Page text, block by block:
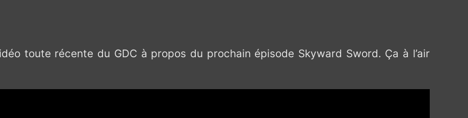
toute récente du GDC à propos du prochain épisode Skyward Sword. Ça à l’air